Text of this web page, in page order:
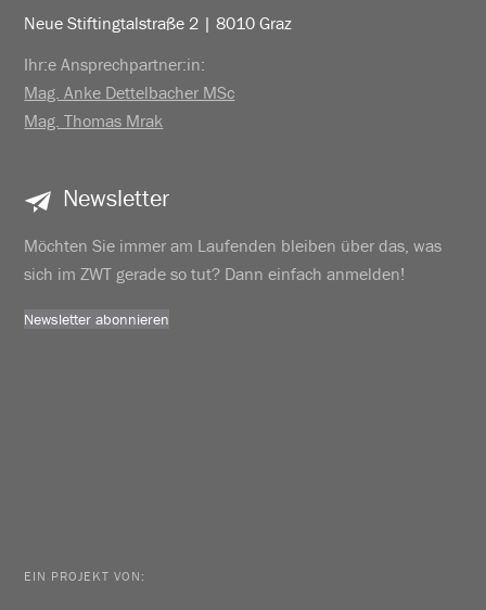
Neue Stiftingtalstraße 2 | 8010 Graz
Ihr:e Ansprechpartner:in:
Mag. Anke Dettelbacher MSc
Mag. Thomas Mrak
Newsletter
Möchten Sie immer am Laufenden bleiben über das, was
sich im ZWT gerade so tut? Dann einfach anmelden!
Newsletter abonnieren
EIN PROJEKT VON: